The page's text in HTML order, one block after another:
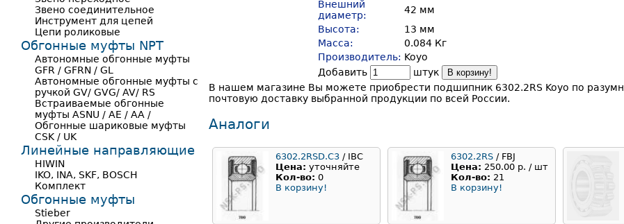
Внешний
диаметр:
42 мм
Высота:
13 мм
Масса:
0.084 Кг
Производитель: Koyo
Добавить
штук В корзину!
В нашем магазине Вы можете приобрести подшипник 6302.2RS Koyo по
почтовую доставку выбранной продукции по всей России.
Аналоги
6302.2RSD.C3 / IBC
Цена: уточняйте
Кол-во: 0
В корзину!
6302.2RS / FBJ
Цена: 250.00 р. / шт
Кол-во: 21
В корзину!
Звено соединительное
Инструмент для цепей
Цепи роликовые
Обгонные муфты NPT
Автономные обгонные муфты
GFR / GFRN / GL
Автономные обгонные муфты с
ручкой GV/ GVG/ AV/ RS
Встраиваемые обгонные
муфты ASNU / AE / AA /
Обгонные шариковые муфты
CSK / UK
Линейные направляющие
HIWIN
IKO, INA, SKF, BOSCH
Комплект
Обгонные муфты
Stieber